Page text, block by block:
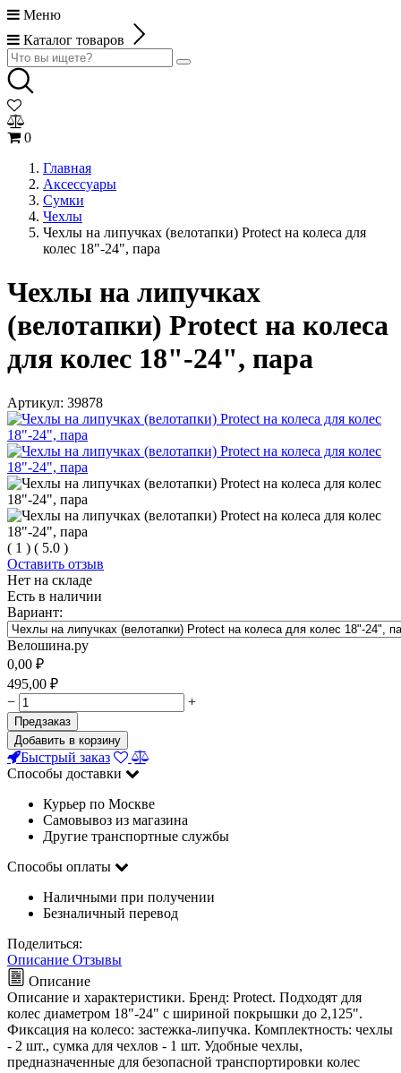
Меню
Каталог товаров
0
Главная
Аксессуары
Сумки
Чехлы
Чехлы на липучках (велотапки) Protect на колеса для
колес 18"-24", пара
Чехлы на липучках
(велотапки) Protect на колеса
для колес 18"-24", пара
Артикул: 39878
( 1 ) ( 5.0 )
Оставить отзыв
Нет на складе
Есть в наличии
Вариант:
Велошина.ру
0,00 ₽
495,00 ₽
−
+
Предзаказ
Добавить в корзину
Быстрый заказ
Способы доставки
Курьер по Москве
Самовывоз из магазина
Другие транспортные службы
Способы оплаты
Наличными при получении
Безналичный перевод
Поделиться:
Описание Отзывы
Описание
Описание и характеристики. Бренд: Protect. Подходят для
колес диаметром 18"-24" с шириной покрышки до 2,125".
Фиксация на колесо: застежка-липучка. Комплектность: чехлы
- 2 шт., сумка для чехлов - 1 шт. Удобные чехлы,
предназначенные для безопасной транспортировки колес